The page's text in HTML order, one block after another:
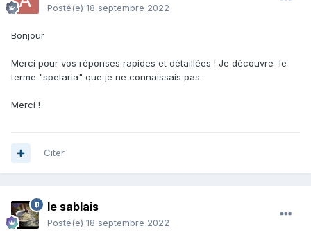
Posté(e) 18 septembre 2022
Bonjour
Merci pour vos réponses rapides et détaillées ! Je découvre le
terme "spetaria" que je ne connaissais pas.
Merci !
Citer
le sablais
Posté(e) 18 septembre 2022